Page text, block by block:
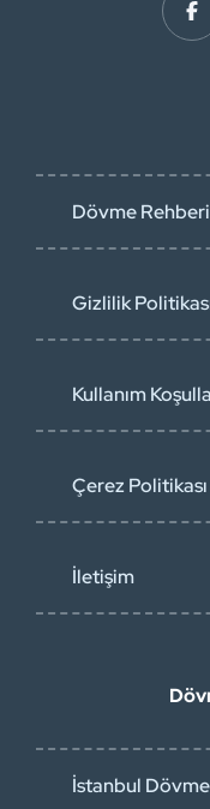
Dövme Rehberi
Gizlilik
Kullanım
Çerez Politikası
İletişim
İstanbul